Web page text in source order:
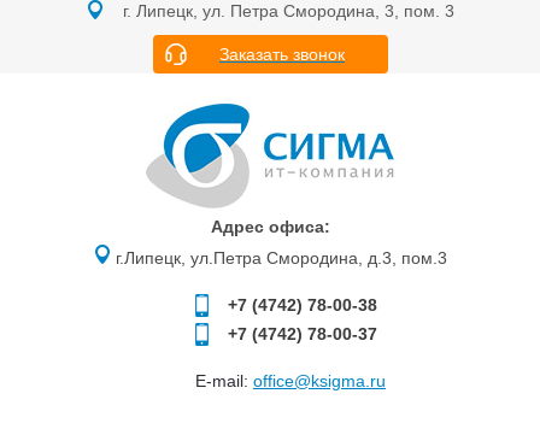
г. Липецк, ул. Петра Смородина, 3, пом. 3
Заказать звонок
Адрес офиса:
г.Липецк, ул.Петра Смородина, д.3, пом.3
+7 (4742) 78-00-38
+7 (4742) 78-00-37
E-mail: office@ksigma.ru